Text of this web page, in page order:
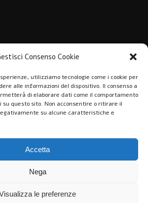
Consenso Cookie
utilizziamo tecnologie come i cookie per
alle informazioni del dispositivo. Il consenso a
di elaborare dati come il comportamento
su questo sito. Non acconsentire o ritirare il
su alcune caratteristiche e
Accetta
Nega
le preferenze
Mondo © 2026. All Rights Reserved.